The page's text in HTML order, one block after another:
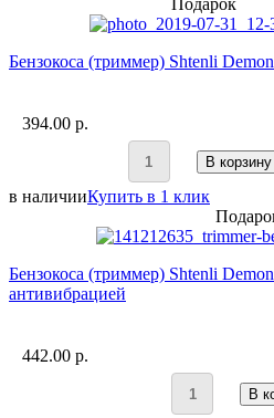
Подарок
Бензокоса (триммер) Shtenli
394.00 p.
В корзину
в наличииКупить в 1 клик
Бензокоса (триммер) Shtenli
антивибрацией
442.00 p.
В